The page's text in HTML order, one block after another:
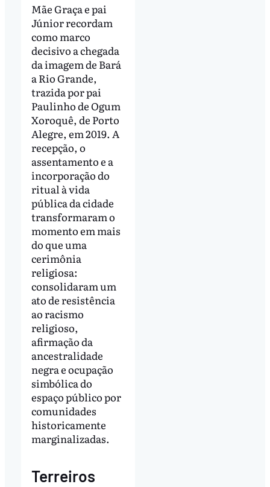
Mãe Graça e pai
Júnior recordam
como marco
decisivo a chegada
da imagem de Bará
a Rio Grande,
trazida por pai
Paulinho de Ogum
Xoroquê, de Porto
Alegre, em 2019. A
recepção, o
assentamento e a
incorporação do
ritual à vida
pública da cidade
transformaram o
momento em mais
do que uma
cerimônia
religiosa:
consolidaram um
ato de resistência
ao racismo
religioso,
afirmação da
ancestralidade
negra e ocupação
simbólica do
espaço público por
comunidades
historicamente
marginalizadas.
Terreiros